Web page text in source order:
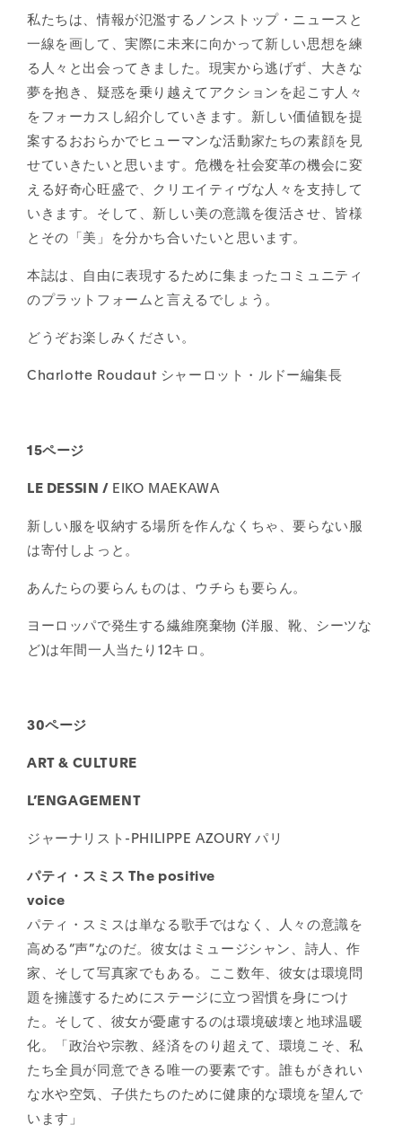
私たちは、情報が氾濫するノンストップ・ニュースと
一線を画して、実際に未来に向かって新しい思想を練
る人々と出会ってきました。現実から逃げず、大きな
夢を抱き、疑惑を乗り越えてアクションを起こす人々
をフォーカスし紹介していきます。新しい価値観を提
案するおおらかでヒューマンな活動家たちの素顔を見
せていきたいと思います。危機を社会変革の機会に変
える好奇心旺盛で、クリエイティヴな人々を支持して
いきます。そして、新しい美の意識を復活させ、皆様
とその「美」を分かち合いたいと思います。
本誌は、自由に表現するために集まったコミュニティ
のプラットフォームと言えるでしょう。
どうぞお楽しみください。
Charlotte Roudaut シャーロット・ルドー編集長
15ページ
LE DESSIN / EIKO MAEKAWA
新しい服を収納する場所を作んなくちゃ、要らない服
は寄付しよっと。
あんたらの要らんものは、ウチらも要らん。
ヨーロッパで発生する繊維廃棄物 (洋服、靴、シーツな
ど)は年間一人当たり12キロ。
30ページ
ART & CULTURE
L’ENGAGEMENT
ジャーナリスト-PHILIPPE AZOURY パリ
パティ・スミス The positive
パティ・スミスは単なる歌手ではなく、人々の意識を
高める“声”なのだ。彼女はミュージシャン、詩人、作
家、そして写真家でもある。ここ数年、彼女は環境問
題を擁護するためにステージに立つ習慣を身につけ
た。そして、彼女が憂慮するのは環境破壊と地球温暖
化。「政治や宗教、経済をのり超えて、環境こそ、私
たち全員が同意できる唯一の要素です。誰もがきれい
な水や空気、子供たちのために健康的な環境を望んで
います」